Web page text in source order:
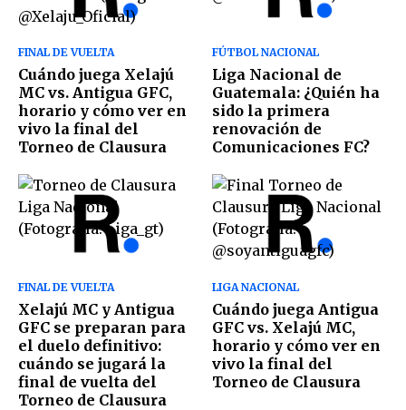
FINAL DE VUELTA
Cuándo juega Xelajú
MC vs. Antigua GFC,
horario y cómo ver en
vivo la final del
Torneo de Clausura
FÚTBOL NACIONAL
Liga Nacional de
Guatemala: ¿Quién ha
sido la primera
renovación de
Comunicaciones FC?
FINAL DE VUELTA
Xelajú MC y Antigua
GFC se preparan para
el duelo definitivo:
cuándo se jugará la
final de vuelta del
Torneo de Clausura
LIGA NACIONAL
Cuándo juega Antigua
GFC vs. Xelajú MC,
horario y cómo ver en
vivo la final del
Torneo de Clausura